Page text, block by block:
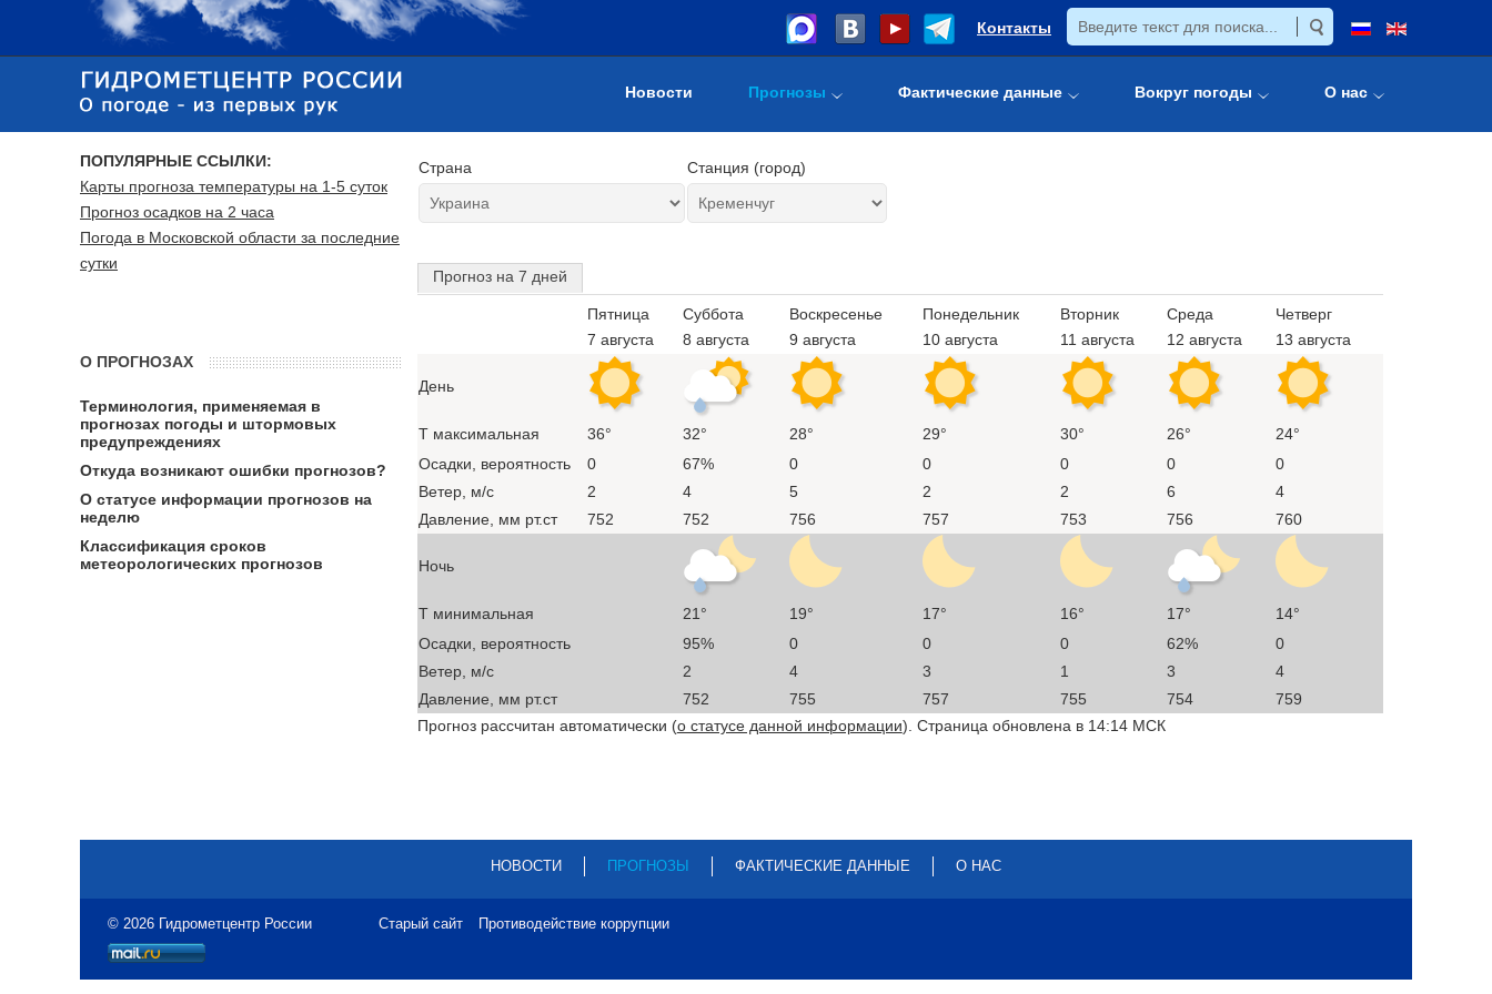
Контакты
Новости Прогнозы Фактические данные Вокруг погоды О нас
Страна Станция (город)
Прогноз на 7 дней
Пятница
7 августа
Суббота
8 августа
Воскресенье
9 августа
Понедельник
10 августа
Вторник
11 августа
Среда
12 августа
Четверг
13 августа
День
T максимальная 36° 32° 28° 29° 30° 26°
24°
Осадки, вероятность
0 67% 0 0 0 0
0
Ветер, м/с
2 4 5 2 2 6
4
Давление, мм рт.ст
752 752 756 757 753 756 760
Ночь
T минимальная 21° 19° 17° 16° 17°
14°
Осадки, вероятность
95% 0 0 0 62%
0
Ветер, м/с
2 4 3 1 3
4
Давление, мм рт.ст
752 755 757 755 754
759
Прогноз рассчитан автоматически (о статусе данной информации). Страница обновлена в 14:14 МСК
ПОПУЛЯРНЫЕ ССЫЛКИ:
Карты прогноза температуры на 1-5 суток
Прогноз осадков на 2 часа
Погода в Московской области за последние
сутки
О ПРОГНОЗАХ
Терминология, применяемая в
прогнозах погоды и штормовых
предупреждениях
Откуда возникают ошибки прогнозов?
О статусе информации прогнозов на
неделю
Классификация сроков
метеорологических прогнозов
НОВОСТИ ПРОГНОЗЫ ФАКТИЧЕСКИЕ ДАННЫЕ О НАС
© 2026 Гидрометцентр России Старый сайт Противодействие коррупции